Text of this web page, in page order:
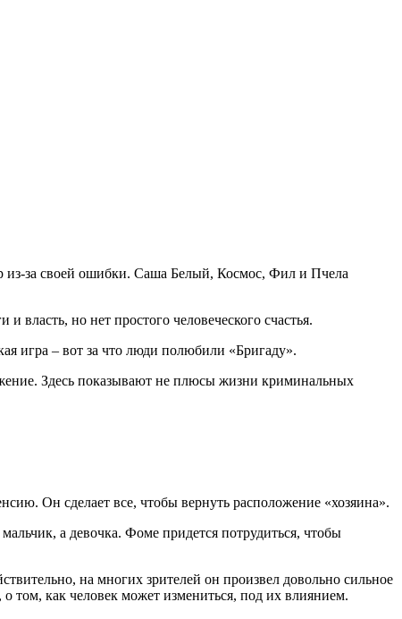
из-за своей ошибки. Саша Белый, Космос, Фил и Пчела
власть, но нет простого человеческого счастья.
игра – вот за что люди полюбили «Бригаду».
Здесь показывают не плюсы жизни криминальных
Он сделает все, чтобы вернуть расположение «хозяина».
а девочка. Фоме придется потрудиться, чтобы
на многих зрителей он произвел довольно сильное
том, как человек может измениться, под их влиянием.